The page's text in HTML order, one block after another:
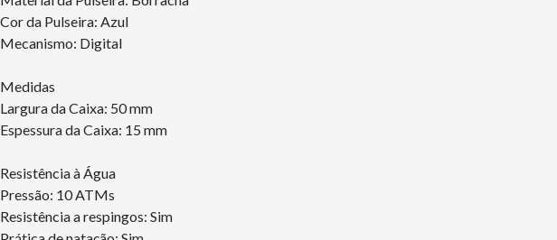
Cor da Pulseira: Azul
Mecanismo: Digital
Medidas
Largura da Caixa: 50 mm
Espessura da Caixa: 15 mm
Resistência à Água
Pressão: 10 ATMs
Resistência a respingos: Sim